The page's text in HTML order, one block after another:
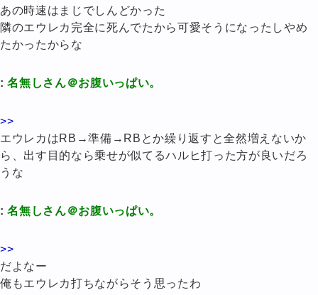
あの時速はまじでしんどかった
隣のエウレカ完全に死んでたから可愛そうになったしやめ
たかったからな
:名無しさん＠お腹いっぱい。
>>
エウレカはRB→準備→RBとか繰り返すと全然増えないか
ら、出す目的なら乗せが似てるハルヒ打った方が良いだろ
うな
:名無しさん＠お腹いっぱい。
>>
だよなー
俺もエウレカ打ちながらそう思ったわ